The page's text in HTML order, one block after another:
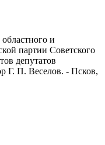
и
партии Советского
депутатов
Г. П. Веселов. - Псков,